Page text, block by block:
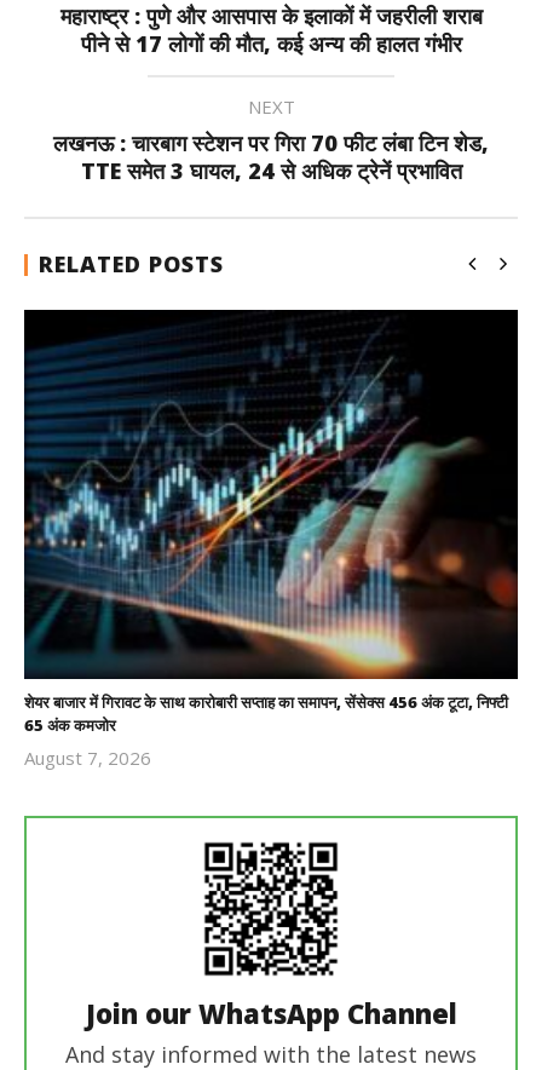
महाराष्ट्र : पुणे और आसपास के इलाकों में जहरीली शराब
पीने से 17 लोगों की मौत, कई अन्य की हालत गंभीर
NEXT
लखनऊ : चारबाग स्टेशन पर गिरा 70 फीट लंबा टिन शेड,
TTE समेत 3 घायल, 24 से अधिक ट्रेनें प्रभावित
RELATED POSTS
शेयर बाजार में गिरावट के साथ कारोबारी सप्ताह का समापन, सेंसेक्स 456 अंक टूटा, निफ्टी
65 अंक कमजोर
August 7, 2026
Join our WhatsApp Channel
And stay informed with the latest news